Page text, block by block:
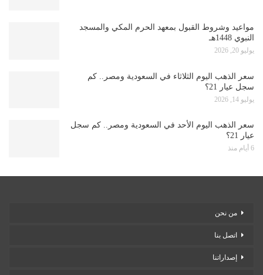
مواعيد وشروط القبول بمعهد الحرم المكي والمسجد
النبوي 1448هـ
يوليو 20, 2026
سعر الذهب اليوم الثلاثاء في السعودية ومصر.. كم
سجل عيار 21؟
يوليو 14, 2026
سعر الذهب اليوم الأحد في السعودية ومصر.. كم سجل
عيار 21؟
6 أيام منذ
من نحن
اتصل بنا
إصداراتنا